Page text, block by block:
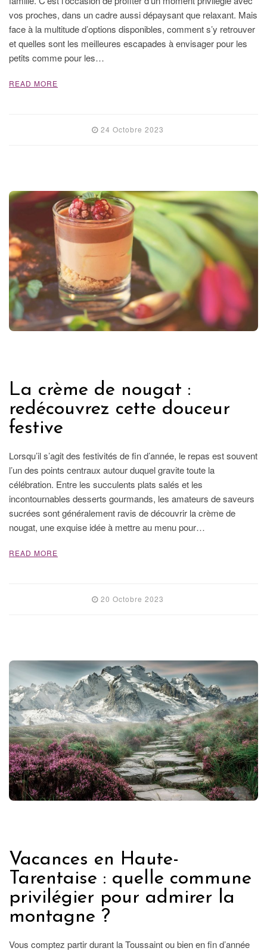
vos proches, dans un cadre aussi dépaysant que relaxant. Mais
face à la multitude d’options disponibles, comment s’y retrouver
et quelles sont les meilleures escapades à envisager pour les
petits comme pour les…
READ MORE
24 Octobre 2023
La crème de nougat :
redécouvrez cette douceur
festive
Lorsqu’il s’agit des festivités de fin d’année, le repas est souvent
l’un des points centraux autour duquel gravite toute la
célébration. Entre les succulents plats salés et les
incontournables desserts gourmands, les amateurs de saveurs
sucrées sont généralement ravis de découvrir la crème de
nougat, une exquise idée à mettre au menu pour…
READ MORE
20 Octobre 2023
Vacances en Haute-
Tarentaise : quelle commune
privilégier pour admirer la
montagne ?
Vous comptez partir durant la Toussaint ou bien en fin d’année